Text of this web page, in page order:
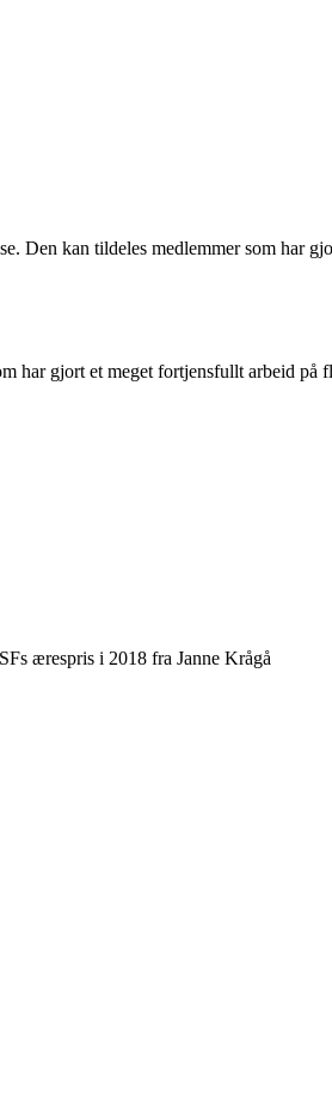
Den kan tildeles medlemmer som har
har gjort et meget fortjensfullt arbeid på
ærespris i 2018 fra Janne Krågå